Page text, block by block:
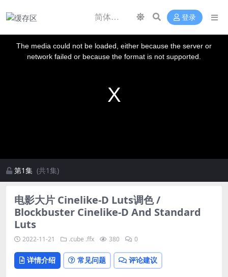
登录
The media could not be loaded, either because the server or
network failed or because the format is not supported.
第1集 (共1集)
电影大片 Cinelike-D Luts调色 /
Blockbuster Cinelike-D And Standard
Luts
2022-11-21 .cube .ffx 380 0
详情介绍 常见问题 评论建议